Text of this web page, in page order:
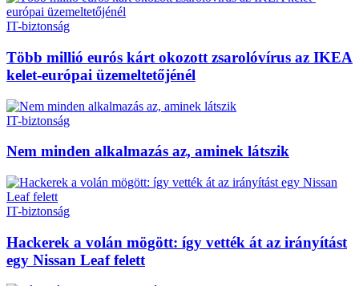
IT-biztonság
Több millió eurós kárt okozott zsarolóvírus az IKEA
kelet-európai üzemeltetőjénél
IT-biztonság
Nem minden alkalmazás az, aminek látszik
IT-biztonság
Hackerek a volán mögött: így vették át az irányítást
egy Nissan Leaf felett